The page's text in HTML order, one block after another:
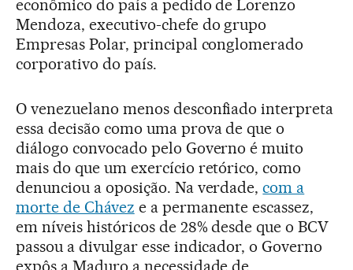
econômico do país a pedido de Lorenzo
Mendoza, executivo-chefe do grupo
Empresas Polar, principal conglomerado
corporativo do país.
O venezuelano menos desconfiado interpreta
essa decisão como uma prova de que o
diálogo convocado pelo Governo é muito
mais do que um exercício retórico, como
denunciou a oposição. Na verdade,com a
morte de Chávez e a permanente escassez,
em níveis históricos de 28% desde que o BCV
passou a divulgar esse indicador, o Governo
expôs a Maduro a necessidade de